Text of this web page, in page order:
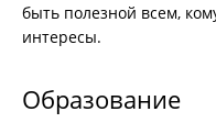
быть полезной всем,
интересы.
Образование